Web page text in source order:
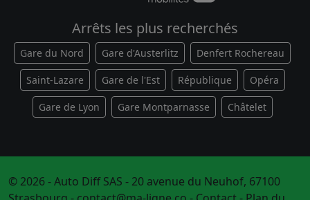
Arrêts les plus recherchés
Gare du Nord Gare d'Austerlitz Denfert Rochereau
Saint-Lazare Gare de l'Est République Opéra
Gare de Lyon Gare Montparnasse Châtelet
© 2026 - Auto Diff SAS - 20 avenue du Neuhof, 67100